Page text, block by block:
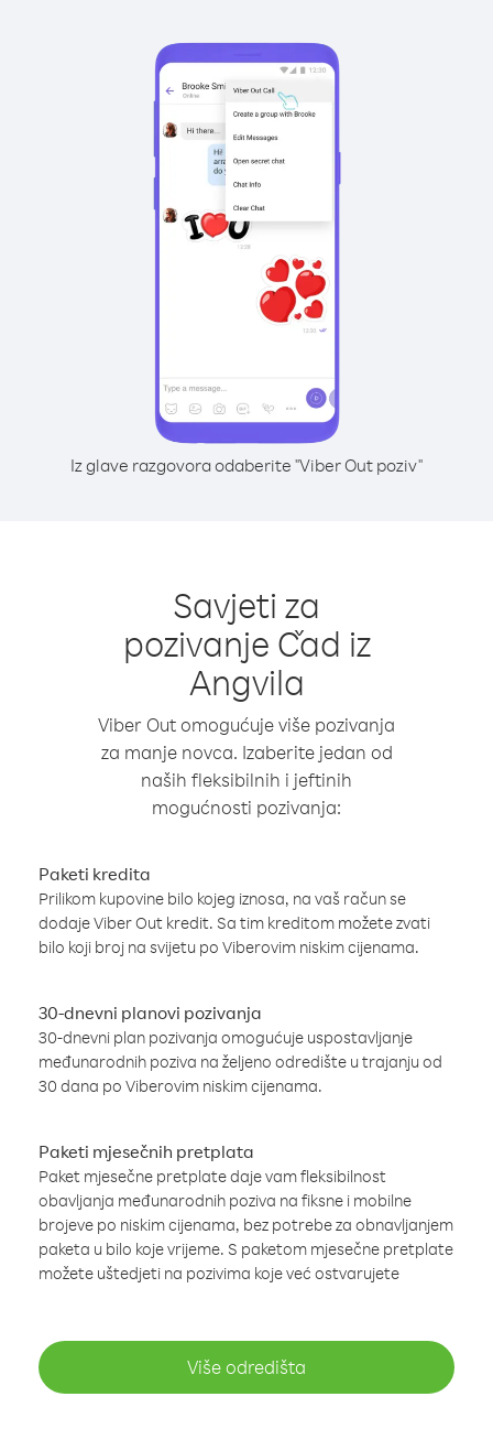
Iz glave razgovora odaberite "Viber Out poziv"
Savjeti za
pozivanje Čad iz
Angvila
Viber Out omogućuje više pozivanja
za manje novca. Izaberite jedan od
naših fleksibilnih i jeftinih
mogućnosti pozivanja:
Paketi kredita
Prilikom kupovine bilo kojeg iznosa, na vaš račun se
dodaje Viber Out kredit. Sa tim kreditom možete zvati
bilo koji broj na svijetu po Viberovim niskim cijenama.
30-dnevni planovi pozivanja
30-dnevni plan pozivanja omogućuje uspostavljanje
međunarodnih poziva na željeno odredište u trajanju od
30 dana po Viberovim niskim cijenama.
Paketi mjesečnih pretplata
Paket mjesečne pretplate daje vam fleksibilnost
obavljanja međunarodnih poziva na fiksne i mobilne
brojeve po niskim cijenama, bez potrebe za obnavljanjem
paketa u bilo koje vrijeme. S paketom mjesečne pretplate
možete uštedjeti na pozivima koje već ostvarujete
Više odredišta